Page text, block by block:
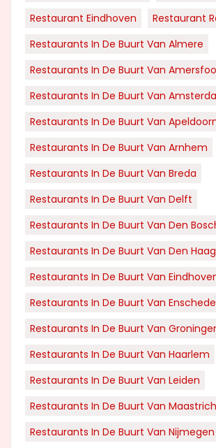
Restaurant Eindhoven
Restaurant
Restaurants In De Buurt Van Almere
Restaurants In De Buurt Van
Restaurants In De Buurt Van
Restaurants In De Buurt Van
Restaurants In De Buurt Van Arnhem
Restaurants In De Buurt Van Breda
Restaurants In De Buurt Van Delft
Restaurants In De Buurt Van Den
Restaurants In De Buurt Van Den Haag
Restaurants In De Buurt Van
Restaurants In De Buurt Van Enschede
Restaurants In De Buurt Van
Restaurants In De Buurt Van Haarlem
Restaurants In De Buurt Van Leiden
Restaurants In De Buurt Van
Restaurants In De Buurt Van Nijmegen